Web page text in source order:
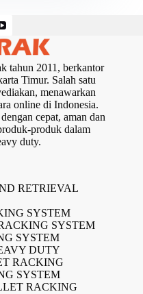
tahun 2011, berkantor
Timur. Salah satu
menawarkan
online di Indonesia.
cepat, aman dan
produk dalam
duty.
RETRIEVAL
SYSTEM
SYSTEM
SYSTEM
DUTY
RACKING
SYSTEM
RACKING